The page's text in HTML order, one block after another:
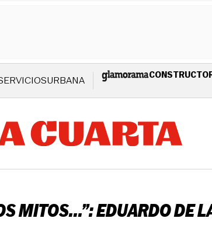
URBANA
MITOS...”: EDUARDO DE